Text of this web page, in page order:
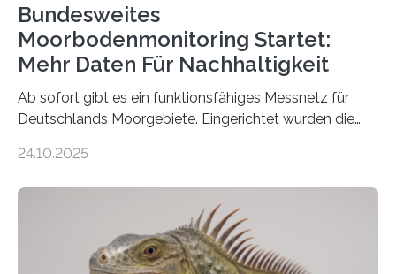
Bundesweites
Moorbodenmonitoring Startet:
Mehr Daten Für Nachhaltigkeit
Ab sofort gibt es ein funktionsfähiges Messnetz für
Deutschlands Moorgebiete. Eingerichtet wurden die
vergangenen fünf Jahren von Wissenschaftlerinnen
heutigen Donnerstag übergeben sie ihren Bericht zur
Aufbauphase an den Auftraggeber, das
Bundesministerium für Landwirtschaft, Ernährung und
Heimat. Braunschweig/Eberswalde (23. Oktober 2025).
24.10.2025